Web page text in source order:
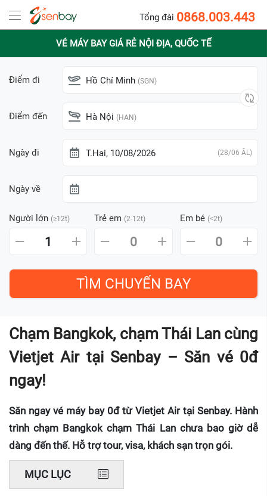
Tổng đài 0868.003.443
VÉ MÁY BAY GIÁ RẺ NỘI ĐỊA, QUỐC TẾ
Điểm đi Hồ Chí Minh (SGN)
Điểm đến Hà Nội (HAN)
Ngày đi T.Hai, 10/08/2026 (28/06 ÂL)
Ngày về
Người lớn (≥12t) Trẻ em (2-12t) Em bé (<2t)
1 0 0
Chạm Bangkok, chạm Thái Lan cùng
Vietjet Air tại Senbay – Săn vé 0đ
ngay!
Săn ngay vé máy bay 0đ từ Vietjet Air tại Senbay. Hành
trình chạm Bangkok chạm Thái Lan chưa bao giờ dễ
dàng đến thế. Hỗ trợ tour, visa, khách sạn trọn gói.
MỤC LỤC